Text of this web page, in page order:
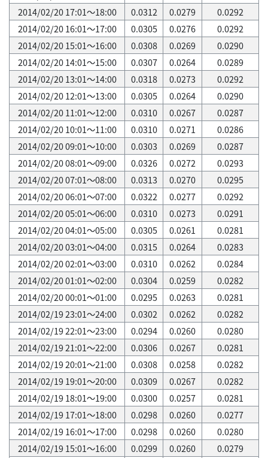
2014/02/20 17:01～18:00
0.0312 0.0279
0.0292
2014/02/20 16:01～17:00
0.0305 0.0276
0.0292
2014/02/20 15:01～16:00
0.0308 0.0269
0.0290
2014/02/20 14:01～15:00
0.0307 0.0264
0.0289
2014/02/20 13:01～14:00
0.0318 0.0273
0.0292
2014/02/20 12:01～13:00
0.0305 0.0264
0.0290
2014/02/20 11:01～12:00
0.0310 0.0267
0.0287
2014/02/20 10:01～11:00
0.0310 0.0271
0.0286
2014/02/20 09:01～10:00
0.0303 0.0269
0.0287
2014/02/20 08:01～09:00
0.0326 0.0272
0.0293
2014/02/20 07:01～08:00
0.0313 0.0270
0.0295
2014/02/20 06:01～07:00
0.0322 0.0277
0.0292
2014/02/20 05:01～06:00
0.0310 0.0273
0.0291
2014/02/20 04:01～05:00
0.0305 0.0261
0.0281
2014/02/20 03:01～04:00
0.0315 0.0264
0.0283
2014/02/20 02:01～03:00
0.0310 0.0262
0.0284
2014/02/20 01:01～02:00
0.0304 0.0259
0.0282
2014/02/20 00:01～01:00
0.0295 0.0263
0.0281
2014/02/19 23:01～24:00
0.0302 0.0262
0.0282
2014/02/19 22:01～23:00
0.0294 0.0260
0.0280
2014/02/19 21:01～22:00
0.0306 0.0267
0.0281
2014/02/19 20:01～21:00
0.0308 0.0258
0.0282
2014/02/19 19:01～20:00
0.0309 0.0267
0.0282
2014/02/19 18:01～19:00
0.0300 0.0257
0.0281
2014/02/19 17:01～18:00
0.0298 0.0260
0.0277
2014/02/19 16:01～17:00
0.0298 0.0260
0.0280
2014/02/19 15:01～16:00
0.0299 0.0260
0.0279